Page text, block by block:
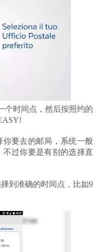
个时间点，然后按照约的
要去的邮局，系统一般
过你要是有别的选择直
到准确的时间点，比如9